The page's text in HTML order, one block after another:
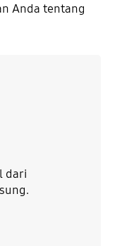
Anda tentang
dari